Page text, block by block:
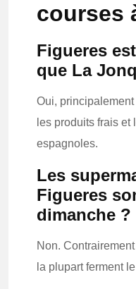
courses
Figueres
que La
Oui,
les produits frais
espagnoles.
Les
Figueres
dimanche ?
Non.
la plupart ferment